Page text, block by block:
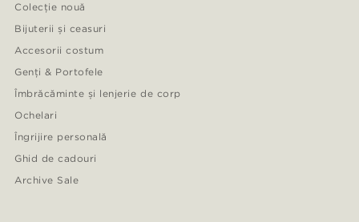
Colecție nouă
Bijuterii și ceasuri
Accesorii costum
Genți & Portofele
Îmbrăcăminte și lenjerie de corp
Ochelari
Îngrijire personală
Ghid de cadouri
Archive Sale